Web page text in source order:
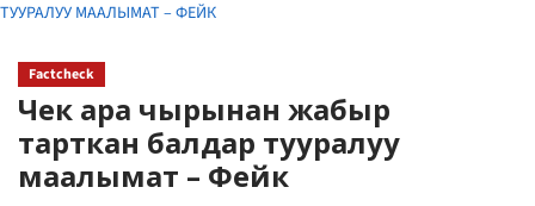
ТУУРАЛУУ МААЛЫМАТ – ФЕЙК
Factcheck
Чек ара чырынан жабыр
тарткан балдар тууралуу
маалымат – Фейк